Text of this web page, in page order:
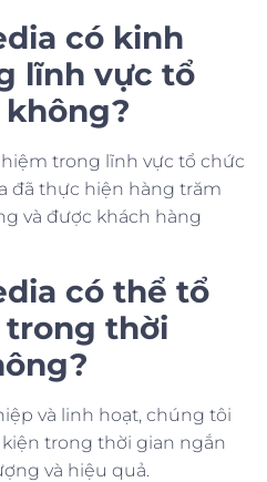
có kinh
lĩnh vực tổ
trong lĩnh vực tổ chức
đã thực hiện hàng trăm
và được khách hàng
có thể tổ
trong thời
và linh hoạt, chúng tôi
trong thời gian ngắn
và hiệu quả.